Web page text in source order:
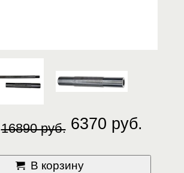
16890 руб. 6370 руб.
В корзину